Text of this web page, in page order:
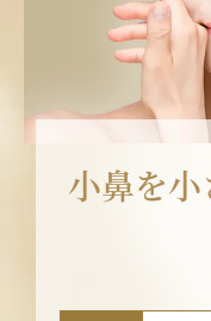
小鼻を